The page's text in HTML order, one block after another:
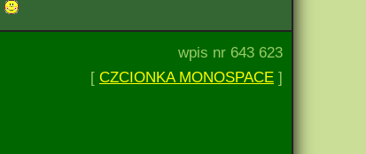
wpis nr 643 623
[ CZCIONKA MONOSPACE ]